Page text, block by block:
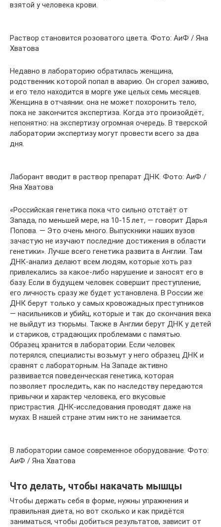
взятой у человека крови.
Раствор становится розоватого цвета. Фото: АиФ / Яна
Хватова
Недавно в лабораторию обратилась женщина,
родственник которой попал в аварию. Он сгорел заживо,
и его тело находится в морге уже целых семь месяцев.
Женщина в отчаянии: она не может похоронить тело,
пока не закончится экспертиза. Когда это произойдёт,
непонятно: на экспертизу огромная очередь. В тверской
лаборатории экспертизу могут провести всего за два
дня.
Лаборант вводит в раствор препарат ДНК. Фото: АиФ /
Яна Хватова
«Российская генетика пока что сильно отстаёт от
Запада, по меньшей мере, на 10-15 лет, — говорит Дарья
Попова. — Это очень много. Выпускники наших вузов
зачастую не изучают последние достижения в области
генетики». Лучше всего генетика развита в Англии. Там
ДНК-анализ делают всем людям, которые хоть раз
привлекались за какое-либо нарушение и заносят его в
базу. Если в будущем человек совершит преступление,
его личность сразу же будет установлена. В России же
ДНК берут только у самых кровожадных преступников
— насильников и убийц, которые и так до скончания века
не выйдут из тюрьмы. Также в Англии берут ДНК у детей
и стариков, страдающих проблемами с памятью.
Образец хранится в лаборатории. Если человек
потерялся, специалисты возьмут у него образец ДНК и
сравнят с лабораторным. На Западе активно
развивается поведенческая генетика, которая
позволяет проследить, как по наследству передаются
привычки и характер человека, его вкусовые
пристрастия. ДНК-исследования проводят даже на
мухах. В нашей стране этим никто не занимается.
В лаборатории самое современное оборудование. Фото:
АиФ / Яна Хватова
Что делать, чтобы накачать мышцы
Чтобы держать себя в форме, нужны упражнения и
правильная диета, но вот сколько и как придётся
заниматься, чтобы добиться результатов, зависит от